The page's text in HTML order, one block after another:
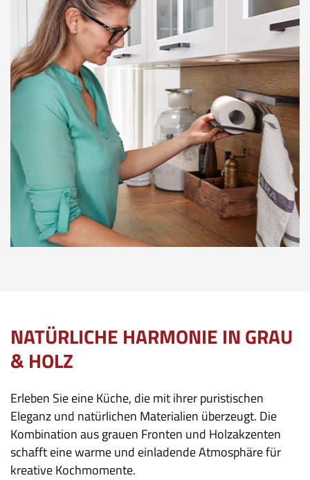
NATÜRLICHE HARMONIE IN GRAU
& HOLZ
Erleben Sie eine Küche, die mit ihrer puristischen
Eleganz und natürlichen Materialien überzeugt. Die
Kombination aus grauen Fronten und Holzakzenten
schafft eine warme und einladende Atmosphäre für
kreative Kochmomente.